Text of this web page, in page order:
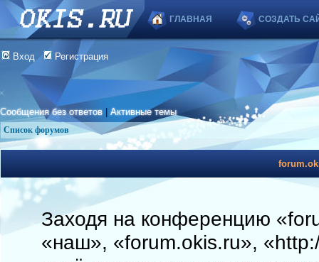
ГЛАВНАЯ СОЗДАТЬ
Вход Регистрация
Сообщения без ответов |Активные темы
Список форумов
Заходя на конференцию
«наш», «forum.okis.ru»,